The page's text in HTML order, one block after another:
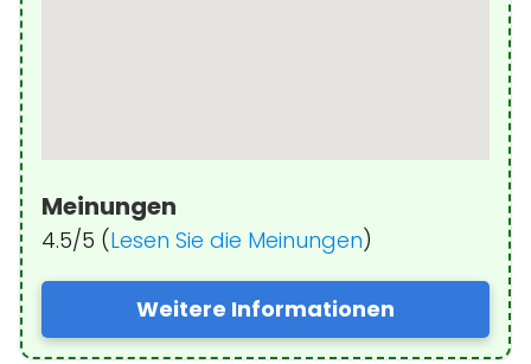
Meinungen
4.5/5 (Lesen Sie die Meinungen)
Weitere Informationen